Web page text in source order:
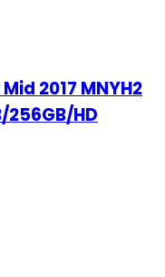
2017 MNYH2
256GB/HD